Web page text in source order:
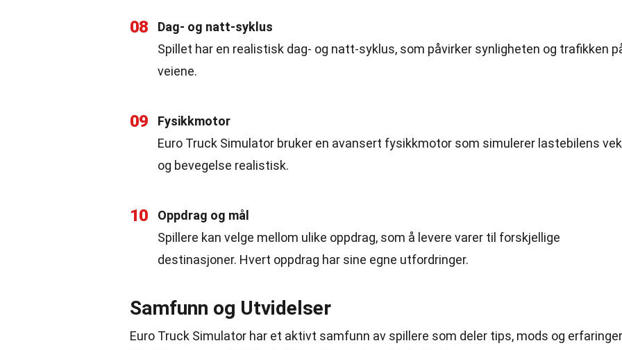
08
Dag- og natt-syklus
Spillet har en realistisk dag- og natt-syklus, som påvirker synligheten og trafikken
veiene.
09
Fysikkmotor
Euro Truck Simulator bruker en avansert fysikkmotor som simulerer lastebilens
og bevegelse realistisk.
10
Oppdrag og mål
Spillere kan velge mellom ulike oppdrag, som å levere varer til forskjellige
destinasjoner. Hvert oppdrag har sine egne utfordringer.
Samfunn og Utvidelser
Euro Truck Simulator har et aktivt samfunn av spillere som deler tips, mods og